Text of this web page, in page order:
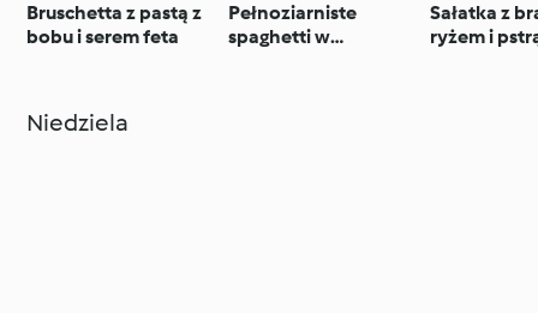
Bruschetta z pastą z
bobu i serem feta
Pełnoziarniste
spaghetti w
Sałatka z
ryżem i
Niedziela